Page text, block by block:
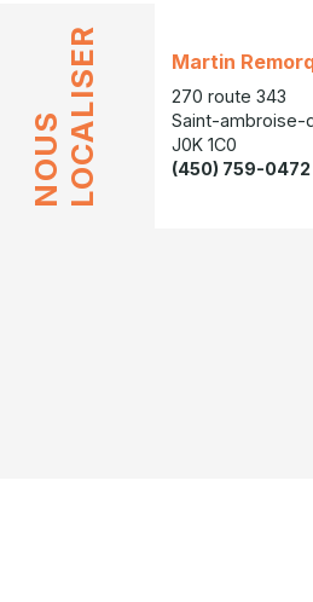
NOUSLOCALISER Martin
270 route 343
Saint-ambroise-
J0K 1C0
(450) 759-0472